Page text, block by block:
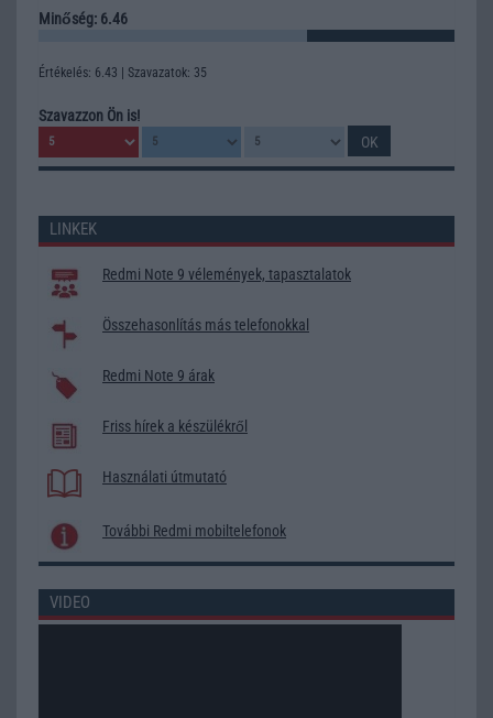
Minőség: 6.46
Értékelés: 6.43 | Szavazatok: 35
Szavazzon Ön is!
LINKEK
Redmi Note 9 vélemények, tapasztalatok
Összehasonlítás más telefonokkal
Redmi Note 9 árak
Friss hírek a készülékről
Használati útmutató
További Redmi mobiltelefonok
VIDEO